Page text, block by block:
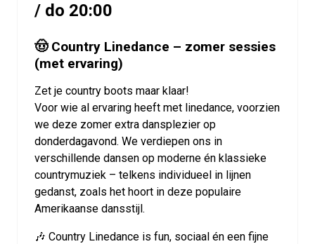
/ do 20:00
🤠 Country Linedance – zomer sessies
(met ervaring)
Zet je country boots maar klaar!
Voor wie al ervaring heeft met linedance, voorzien
we deze zomer extra dansplezier op
donderdagavond. We verdiepen ons in
verschillende dansen op moderne én klassieke
countrymuziek – telkens individueel in lijnen
gedanst, zoals het hoort in deze populaire
Amerikaanse dansstijl.
🎶 Country Linedance is fun, sociaal én een fijne